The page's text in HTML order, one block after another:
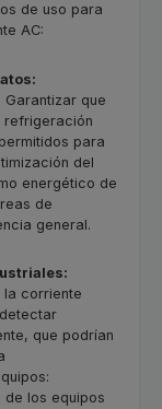
de uso para
AC:
que
refrigeración
para
del
energético de
de
general.
la corriente
que podrían
los equipos